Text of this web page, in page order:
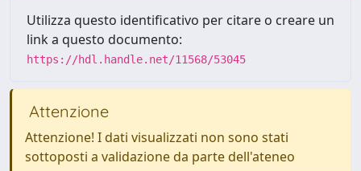
Utilizza questo identificativo per citare o creare un
link a questo documento:
https://hdl.handle.net/11568/53045
Attenzione
Attenzione! I dati visualizzati non sono stati
sottoposti a validazione da parte dell'ateneo